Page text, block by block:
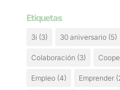
Etiquetas
3i (3) 30 aniversario(5)
Colaboración (3)
Empleo(4) Emprender